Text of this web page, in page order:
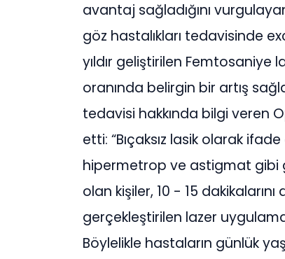
avantaj sağladığını
göz hastalıkları tedavisinde
yıldır geliştirilen Femtosaniye
oranında belirgin bir artış
tedavisi hakkında bilgi veren
etti: “Bıçaksız lasik olarak
hipermetrop ve astigmat gibi
olan kişiler, 10 - 15
gerçekleştirilen lazer
Böylelikle hastaların günlük